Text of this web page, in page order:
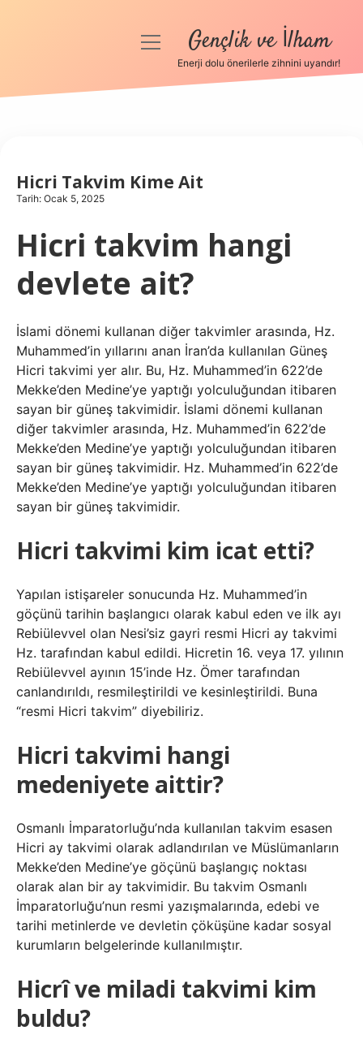
Anasayfa
Hakkımızda
menüyüGençlik ve İlham
Enerji dolu önerilerle zihnini uyandır!
Hicri Takvim Kime Ait
Tarih: Ocak 5, 2025
Hicri takvim hangi
devlete ait?
İslami dönemi kullanan diğer takvimler arasında, Hz.
Muhammed’in yıllarını anan İran’da kullanılan Güneş
Hicri takvimi yer alır. Bu, Hz. Muhammed’in 622’de
Mekke’den Medine’ye yaptığı yolculuğundan itibaren
sayan bir güneş takvimidir. İslami dönemi kullanan
diğer takvimler arasında, Hz. Muhammed’in 622’de
Mekke’den Medine’ye yaptığı yolculuğundan itibaren
sayan bir güneş takvimidir. Hz. Muhammed’in 622’de
Mekke’den Medine’ye yaptığı yolculuğundan itibaren
sayan bir güneş takvimidir.
Hicri takvimi kim icat etti?
Yapılan istişareler sonucunda Hz. Muhammed’in
göçünü tarihin başlangıcı olarak kabul eden ve ilk ayı
Rebiülevvel olan Nesi’siz gayri resmi Hicri ay takvimi
Hz. tarafından kabul edildi. Hicretin 16. veya 17. yılının
Rebiülevvel ayının 15’inde Hz. Ömer tarafından
canlandırıldı, resmileştirildi ve kesinleştirildi. Buna
“resmi Hicri takvim” diyebiliriz.
Hicri takvimi hangi
medeniyete aittir?
Osmanlı İmparatorluğu’nda kullanılan takvim esasen
Hicri ay takvimi olarak adlandırılan ve Müslümanların
Mekke’den Medine’ye göçünü başlangıç ​​noktası
olarak alan bir ay takvimidir. Bu takvim Osmanlı
İmparatorluğu’nun resmi yazışmalarında, edebi ve
tarihi metinlerde ve devletin çöküşüne kadar sosyal
kurumların belgelerinde kullanılmıştır.
Hicrî ve miladi takvimi kim
buldu?